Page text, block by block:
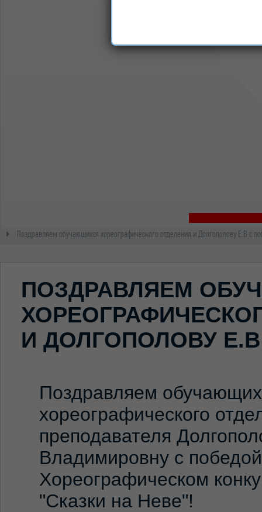
Поздравляем обучающихся хореографического отделения и Долгополову Е.В с
ПОЗДРАВЛЯЕМ
И ДОЛГОПОЛОВУ
Поздравляем
хореографического
преподавателя
Владимировну с
Хореографическом
"Сказки на Неве"!